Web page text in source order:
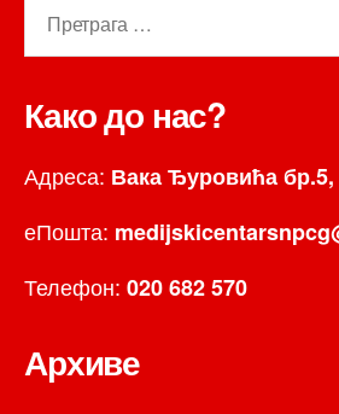
Како до нас?
Адреса: Вака Ђуровића
еПошта:
Телефон: 020 682 570
Архиве